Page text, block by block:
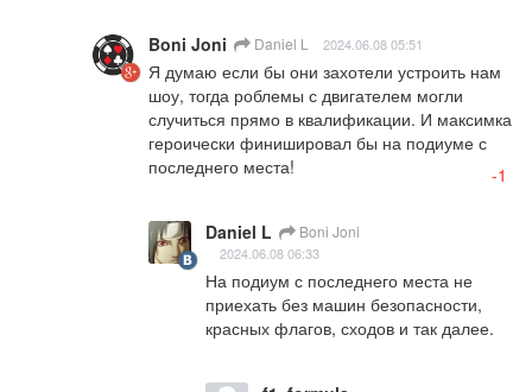
Boni Joni Daniel L 2024.06.08 05:51
Я думаю если бы они захотели устроить нам
шоу, тогда роблемы с двигателем могли
случиться прямо в квалификации. И максимка
героически финишировал бы на подиуме с
последнего места!
-1
Daniel L Boni Joni
2024.06.08 06:33
На подиум с последнего места не
приехать без машин безопасности,
красных флагов, сходов и так далее.